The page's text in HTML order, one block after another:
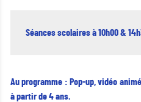
Séances scolaires à 10h00 &
Au programme : Pop-up, vidéo
à partir de 4 ans.